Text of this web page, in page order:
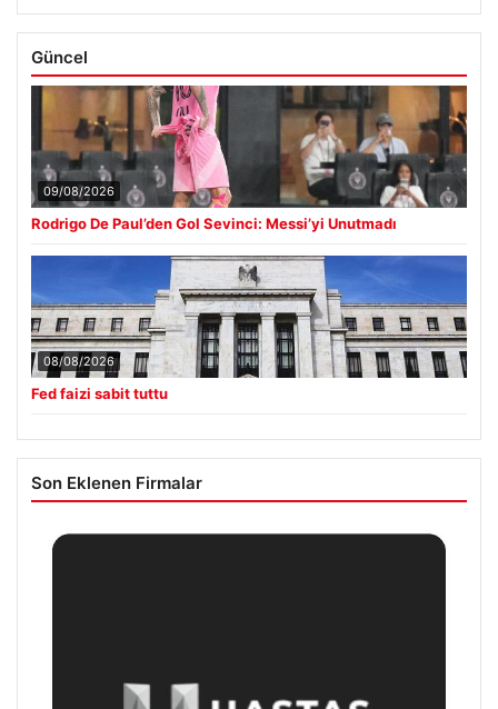
Güncel
09/08/2026
Rodrigo De Paul’den Gol Sevinci: Messi’yi Unutmadı
08/08/2026
Fed faizi sabit tuttu
Son Eklenen Firmalar